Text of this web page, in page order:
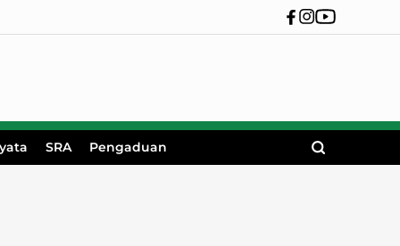
SRA Pengaduan